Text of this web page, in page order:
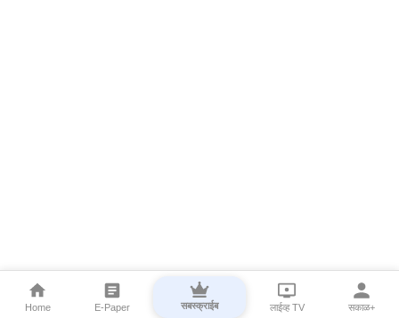
Home E-Paper सबस्क्राईब लाईव्ह TV सकाळ+